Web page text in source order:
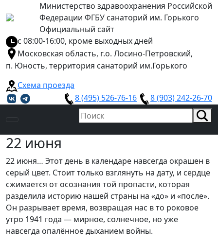
Министерство здравоохранения Российской
Федерации ФГБУ санаторий им. Горького
Официальный сайт
с 08:00-16:00, кроме выходных дней
Московская область, г.о. Лосино-Петровский,
п. Юность, территория санаторий им.Горького
Схема проезда
8 (495) 526-76-16
8 (903) 242-26-70
22 июня
22 июня… Этот день в календаре навсегда окрашен в
серый цвет. Стоит только взглянуть на дату, и сердце
сжимается от осознания той пропасти, которая
разделила историю нашей страны на «до» и «после».
Он разрывает время, возвращая нас в то роковое
утро 1941 года — мирное, солнечное, но уже
навсегда опалённое дыханием войны.